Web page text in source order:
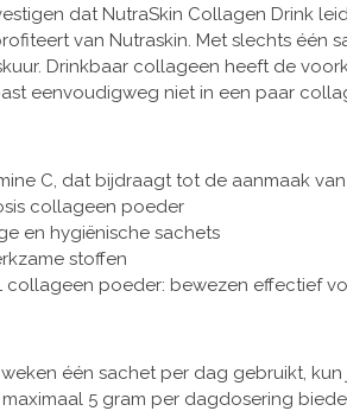
dat NutraSkin Collagen Drink
van Nutraskin. Met slechts
Drinkbaar collageen heeft de
eenvoudigweg niet in een paar
C, dat bijdraagt tot de aanmaak
collageen poeder
en hygiënische sachets
stoffen
collageen poeder: bewezen effectief
weken één sachet per dag gebruikt,
maximaal 5 gram per dagdosering